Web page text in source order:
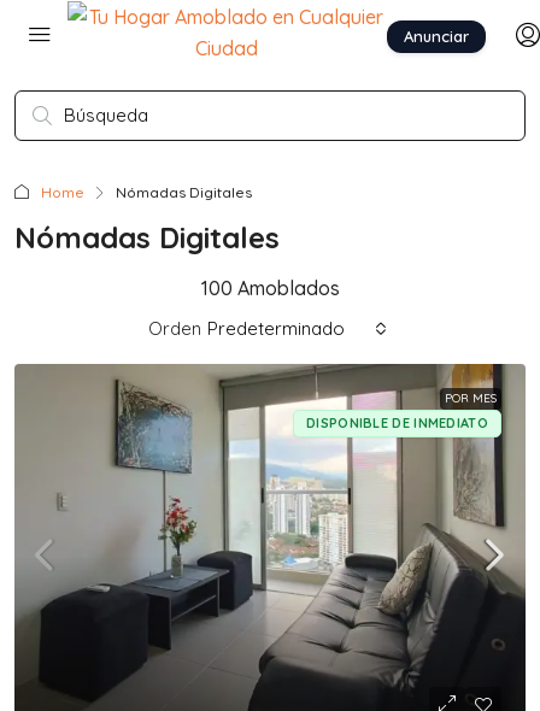
Anunciar
Home Nómadas Digitales
Nómadas Digitales
100 Amoblados
Orden Predeterminado
POR MES
DISPONIBLE DE INMEDIATO